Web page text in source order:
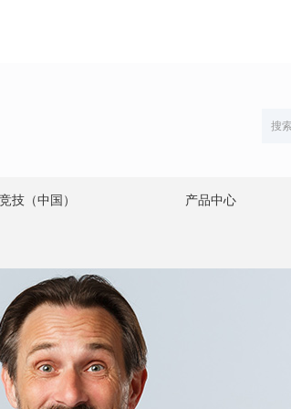
技（中国） 产品中心